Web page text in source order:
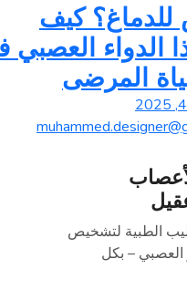
للدماغ؟ كيف
الدواء العصبي
المرضى
الطبية لتشخيص
العصبي – بكل